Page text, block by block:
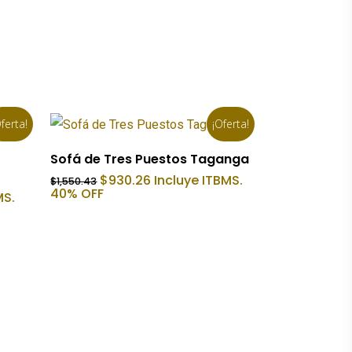
¡Oferta!
Añadir Al Carrito
Sofá de Tres Puestos Taganga
$1,550.43 El
precio
$930.26 El
precio
Incluye ITBMS.
40% OFF